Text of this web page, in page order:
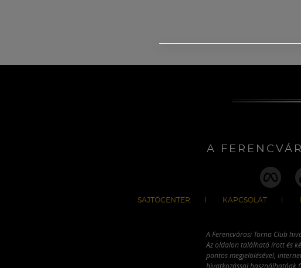
A
SAJTÓCENTER KAPCSOLAT
A Ferencvárosi Torna Club
Az oldalon található írott és
pontos megjelölésével,
hivatkozással használhatóak